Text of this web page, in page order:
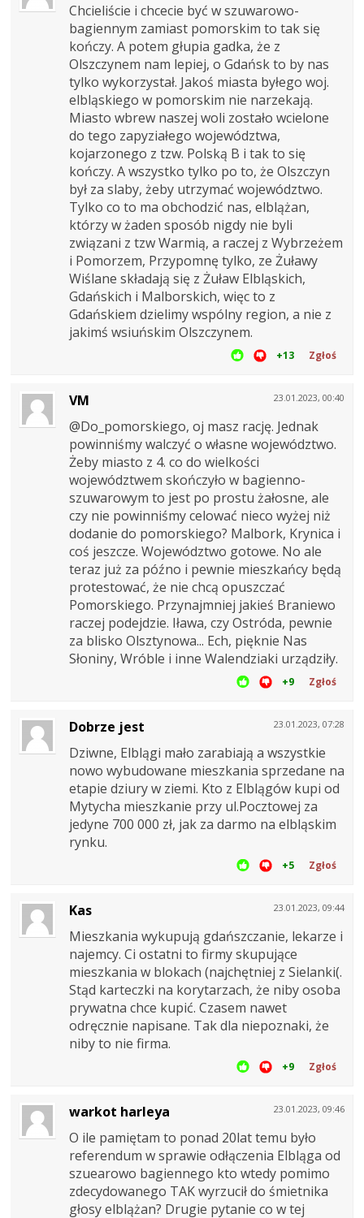
Chcieliście i chcecie być w szuwarowo-
bagiennym zamiast pomorskim to tak się
kończy. A potem głupia gadka, że z
Olszczynem nam lepiej, o Gdańsk to by nas
tylko wykorzystał. Jakoś miasta byłego woj.
elbląskiego w pomorskim nie narzekają.
Miasto wbrew naszej woli zostało wcielone
do tego zapyziałego województwa,
kojarzonego z tzw. Polską B i tak to się
kończy. A wszystko tylko po to, że Olszczyn
był za slaby, żeby utrzymać województwo.
Tylko co to ma obchodzić nas, elblążan,
którzy w żaden sposób nigdy nie byli
związani z tzw Warmią, a raczej z Wybrzeżem
i Pomorzem, Przypomnę tylko, ze Żuławy
Wiślane składają się z Żuław Elbląskich,
Gdańskich i Malborskich, więc to z
Gdańskiem dzielimy wspólny region, a nie z
jakimś wsiuńskim Olszczynem.
+13 Zgłoś
23.01.2023, 00:40
VM
@Do_pomorskiego, oj masz rację. Jednak
powinniśmy walczyć o własne województwo.
Żeby miasto z 4. co do wielkości
województwem skończyło w bagienno-
szuwarowym to jest po prostu żałosne, ale
czy nie powinniśmy celować nieco wyżej niż
dodanie do pomorskiego? Malbork, Krynica i
coś jeszcze. Województwo gotowe. No ale
teraz już za późno i pewnie mieszkańcy będą
protestować, że nie chcą opuszczać
Pomorskiego. Przynajmniej jakieś Braniewo
raczej podejdzie. Iława, czy Ostróda, pewnie
za blisko Olsztynowa... Ech, pięknie Nas
Słoniny, Wróble i inne Walendziaki urządziły.
+9 Zgłoś
23.01.2023, 07:28
Dobrze jest
Dziwne, Elblągi mało zarabiają a wszystkie
nowo wybudowane mieszkania sprzedane na
etapie dziury w ziemi. Kto z Elblągów kupi od
Mytycha mieszkanie przy ul.Pocztowej za
jedyne 700 000 zł, jak za darmo na elbląskim
rynku.
+5 Zgłoś
23.01.2023, 09:44
Kas
Mieszkania wykupują gdańszczanie, lekarze i
najemcy. Ci ostatni to firmy skupujące
mieszkania w blokach (najchętniej z Sielanki(.
Stąd karteczki na korytarzach, że niby osoba
prywatna chce kupić. Czasem nawet
odręcznie napisane. Tak dla niepoznaki, że
niby to nie firma.
+9 Zgłoś
23.01.2023, 09:46
warkot harleya
O ile pamiętam to ponad 20lat temu było
referendum w sprawie odłączenia Elbląga od
szuearowo bagiennego kto wtedy pomimo
zdecydowanego TAK wyrzucił do śmietnika
głosy elblążan? Drugie pytanie co w tej